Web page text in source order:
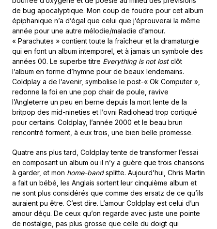
de bug apocalyptique. Mon coup de foudre pour cet album
épiphanique n’a d’égal que celui que j’éprouverai la même
année pour une autre mélodie/maladie d’amour.
« Parachutes » contient toute la fraîcheur et la dramaturgie
qui en font un album intemporel, et à jamais un symbole des
années 00. Le superbe titre Everything is not lostclôt
l’album en forme d’hymne pour de beaux lendemains.
Coldplay a de l’avenir, symbolise le post-« Ok Computer »,
redonne la foi en une pop chair de poule, ravive
l’Angleterre un peu en berne depuis la mort lente de la
britpop des mid-nineties et l’ovni Radiohead trop cortiqué
pour certains. Coldplay, l’année 2000 et le beau brun
rencontré forment, à eux trois, une bien belle promesse.
Quatre ans plus tard, Coldplay tente de transformer l’essai
en composant un album ou il n’y a guère que trois chansons
à garder, et mon home-bandsplitte. Aujourd’hui, Chris Martin
a fait un bébé, les Anglais sortent leur cinquième album et
ne sont plus considérés que comme des ersatz de ce qu’ils
auraient pu être. C’est dire. L’amour Coldplay est celui d’un
amour déçu. De ceux qu’on regarde avec juste une pointe
de nostalgie, pas plus grosse que celle du doigt qui